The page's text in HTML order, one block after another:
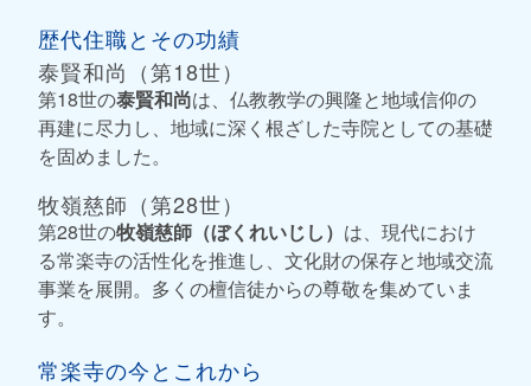
歴代住職とその功績
泰賢和尚（第18世）
第18世の泰賢和尚は、仏教教学の興隆と地域信仰の
再建に尽力し、地域に深く根ざした寺院としての基礎
を固めました。
牧嶺慈師（第28世）
第28世の牧嶺慈師（ぼくれいじし） は、現代におけ
る常楽寺の活性化を推進し、文化財の保存と地域交流
事業を展開。多くの檀信徒からの尊敬を集めていま
す。
常楽寺の今とこれから